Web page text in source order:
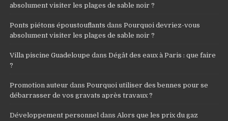
absolument visiter les plages de sable noir ?
Ponts piétons époustouflants dansPourquoi devriez-vous
absolument visiter les plages de sable noir ?
Villa piscine Guadeloupe dansDégât des eaux à Paris : que faire
?
Promotion auteur dansPourquoi utiliser des bennes pour se
débarrasser de vos gravats après travaux ?
Développement personnel dansAlors que les prix du gaz